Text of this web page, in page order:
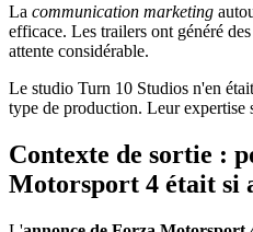
La communication marketing
efficace. Les trailers ont généré
attente considérable.
Le studio Turn 10 Studios n'en
type de production. Leur expertise
Contexte de sortie :
Motorsport 4 était si